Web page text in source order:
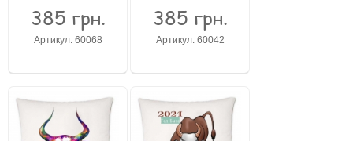
385 грн.
Артикул: 60068
385 грн.
Артикул: 60042